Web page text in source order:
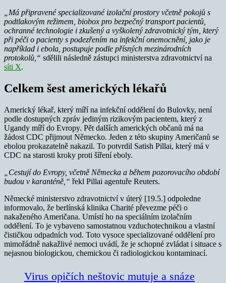
„Má připravené specializované izolační prostory včetně pokojů s
podtlakovým režimem, biobox pro bezpečný transport pacientů,
ochranné technologie i zkušený a vyškolený zdravotnický tým, který
při péči o pacienty s podezřením na infekční onemocnění, jako je
například i ebola, postupuje podle přísných mezinárodních
protokolů,“ sdělili následně zástupci ministerstva zdravotnictví na
síti X.
Celkem šest amerických lékařů
Americký lékař, který míří na infekční oddělení do Bulovky, není
podle dostupných zpráv jediným rizikovým pacientem, který z
Ugandy míří do Evropy. Pět dalších amerických občanů má na
žádost CDC přijmout Německo. Jeden z této skupiny Američanů se
ebolou prokazatelně nakazil. To potvrdil Satish Pillai, který má v
CDC na starosti kroky proti šíření eboly.
„Cestují do Evropy, včetně Německa a během pozorovacího období
budou v karanténě,“ řekl Pillai agentuře Reuters.
Německé ministerstvo zdravotnictví v úterý [19.5.] odpoledne
informovalo, že berlínská klinika Charité převezme péči o
nakaženého Američana. Umístí ho na speciálním izolačním
oddělení. To je vybaveno samostatnou vzduchotechnikou a vlastní
čističkou odpadních vod. Toto vysoce specializované oddělení pro
mimořádně nakažlivé nemoci uvádí, že je schopné zvládat i situace s
nejasnou biologickou, chemickou či radiologickou kontaminací.
Virus opičích neštovic mutuje a snáze